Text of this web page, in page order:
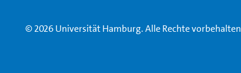
© 2026 Universität Hamburg. Alle Rechte vorbehalten